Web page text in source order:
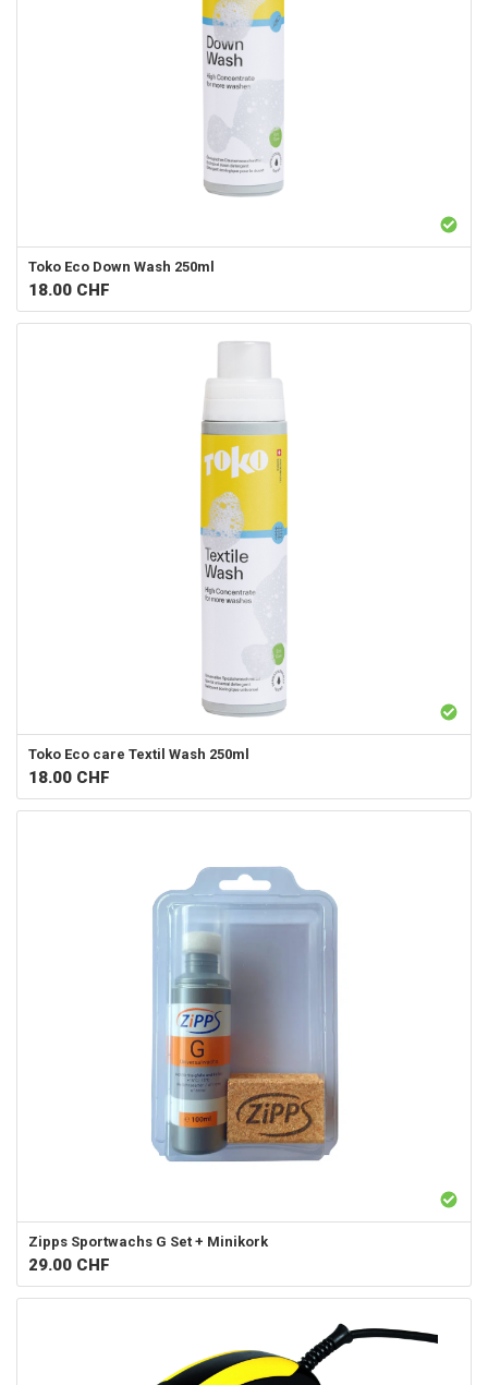
Toko Eco Down Wash 250ml
18.00 CHF
Toko Eco care Textil Wash 250ml
18.00 CHF
Zipps Sportwachs G Set + Minikork
29.00 CHF